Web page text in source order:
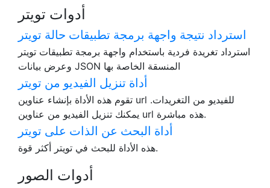
أدوات تويتر
استرداد نتيجة واجهة برمجة تطبيقات حالة تويتر
استرداد تغريدة فردية باستخدام واجهة برمجة تطبيقات تويتر
وعرض بيانات JSON المنسقة الخاصة بها
أداة تنزيل الفيديو من تويتر
تقوم هذه الأداة بإنشاء عناوين url للفيديو من التغريدات.
يمكنك تنزيل الفيديو من عناوين url هذه مباشرة.
أداة البحث عن الذات على تويتر
هذه الأداة للبحث في تويتر أكثر قوة.
أدوات الصور